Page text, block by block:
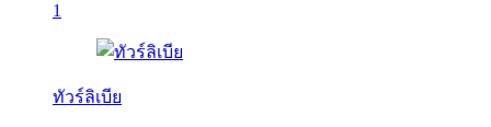
1
ทัวร์ลิเบีย